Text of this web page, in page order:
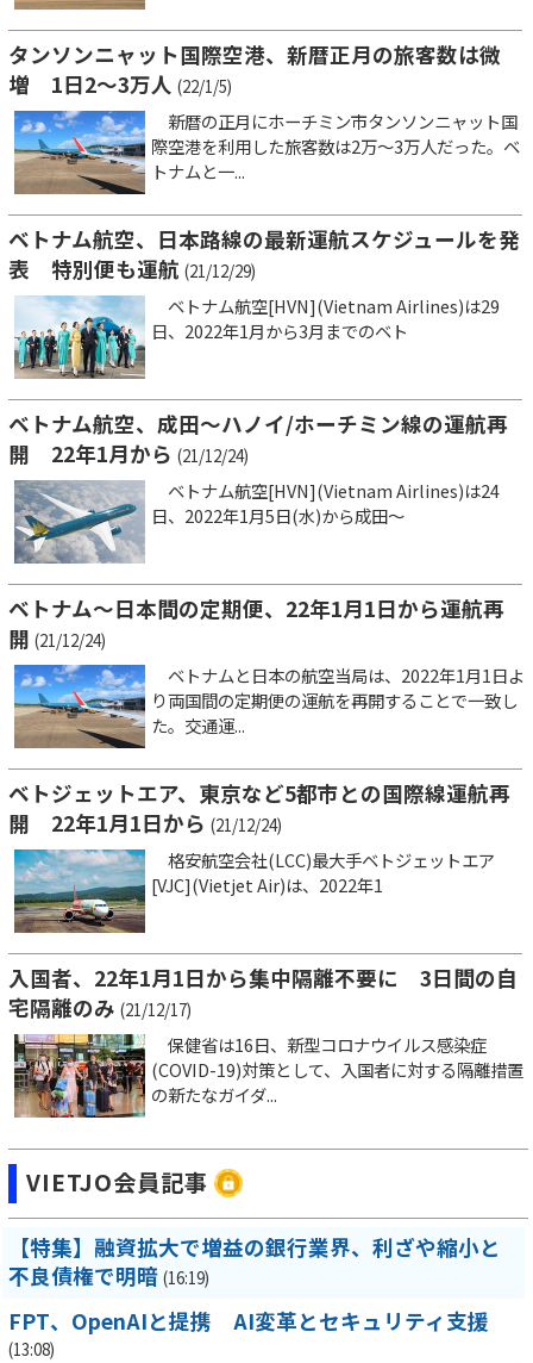
タンソンニャット国際空港、新暦正月の旅客数は微
増 1日2～3万人 (22/1/5)
新暦の正月にホーチミン市タンソンニャット国
際空港を利用した旅客数は2万～3万人だった。ベ
トナムと一...
ベトナム航空、日本路線の最新運航スケジュールを発
表 特別便も運航 (21/12/29)
ベトナム航空[HVN](Vietnam Airlines)は29
日、2022年1月から3月までのベト
ベトナム航空、成田～ハノイ/ホーチミン線の運航再
開 22年1月から (21/12/24)
ベトナム航空[HVN](Vietnam Airlines)は24
日、2022年1月5日(水)から成田～
ベトナム～日本間の定期便、22年1月1日から運航再
開 (21/12/24)
ベトナムと日本の航空当局は、2022年1月1日よ
り両国間の定期便の運航を再開することで一致し
た。交通運...
ベトジェットエア、東京など5都市との国際線運航再
開 22年1月1日から (21/12/24)
格安航空会社(LCC)最大手ベトジェットエア
[VJC](Vietjet Air)は、2022年1
入国者、22年1月1日から集中隔離不要に 3日間の自
宅隔離のみ (21/12/17)
保健省は16日、新型コロナウイルス感染症
(COVID-19)対策として、入国者に対する隔離措置
の新たなガイダ...
VIETJO会員記事
【特集】融資拡大で増益の銀行業界、利ざや縮小と
不良債権で明暗 (16:19)
FPT、OpenAIと提携 AI変革とセキュリティ支援
(13:08)